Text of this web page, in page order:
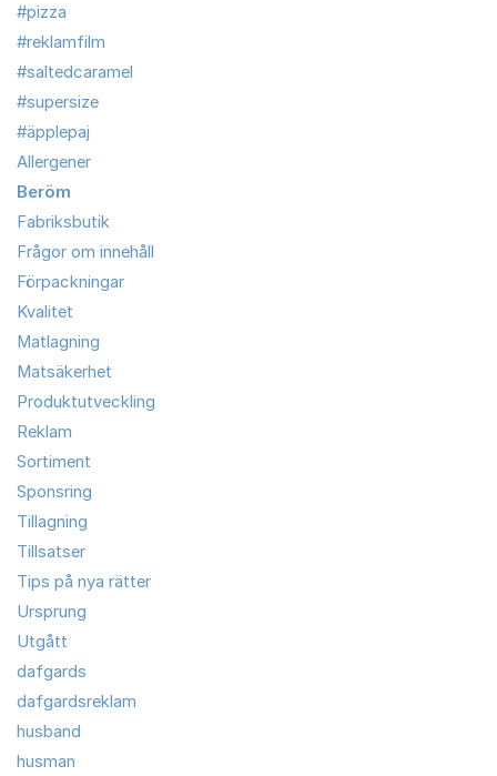
#pizza
#reklamfilm
#saltedcaramel
#supersize
#äpplepaj
Allergener
Beröm
Fabriksbutik
Frågor om innehåll
Förpackningar
Kvalitet
Matlagning
Matsäkerhet
Produktutveckling
Reklam
Sortiment
Sponsring
Tillagning
Tillsatser
Tips på nya rätter
Ursprung
Utgått
dafgards
dafgardsreklam
husband
husman